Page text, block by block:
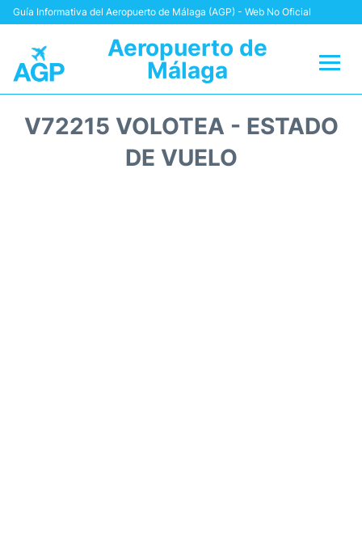
Guía Informativa del Aeropuerto de Málaga (AGP) - Web No Oficial
Aeropuerto de
Málaga
V72215 VOLOTEA - ESTADO
DE VUELO